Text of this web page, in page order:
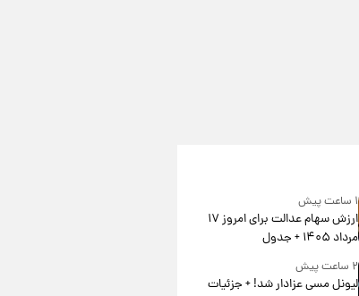
۱ ساعت پیش
ارزش سهام عدالت برای امروز ۱۷
مرداد ۱۴۰۵ + جدول
۲ ساعت پیش
لیونل مسی عزادار شد! + جزئیات